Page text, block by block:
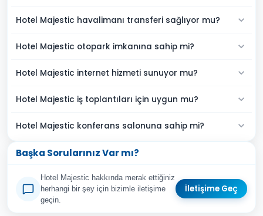
Hotel Majestic havalimanı transferi sağlıyor mu?
Hotel Majestic otopark imkanına sahip mi?
Hotel Majestic internet hizmeti sunuyor mu?
Hotel Majestic iş toplantıları için uygun mu?
Hotel Majestic konferans salonuna sahip mi?
Başka Sorularınız Var mı?
Hotel Majestic hakkında merak ettiğiniz
herhangi bir şey için bizimle iletişime
geçin.
İletişime Geç